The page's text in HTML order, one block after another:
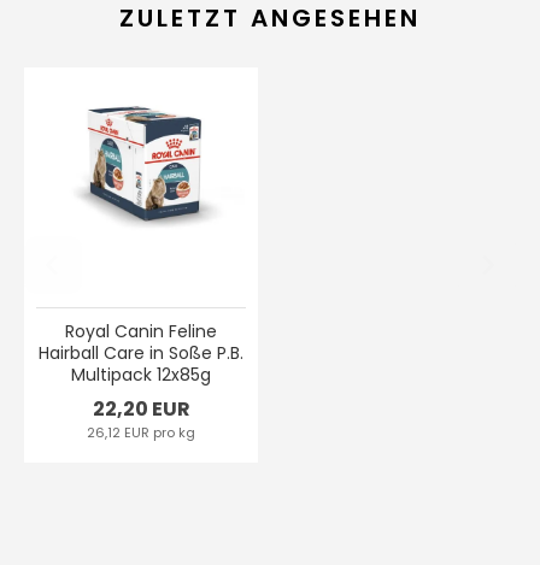
ZULETZT ANGESEHEN
Royal Canin Feline
Hairball Care in Soße P.B.
Multipack 12x85g
22,20 EUR
26,12 EUR pro kg